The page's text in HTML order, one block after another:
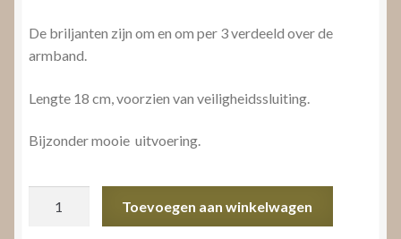
De briljanten zijn om en om per 3 verdeeld over de
armband.
Lengte 18 cm, voorzien van veiligheidssluiting.
Bijzonder mooie uitvoering.
Toevoegen aan winkelwagen